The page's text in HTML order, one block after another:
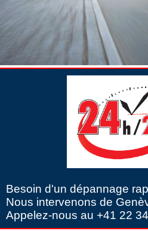
Besoin d'un dépannage
Nous intervenons de
Appelez-nous au +41 22